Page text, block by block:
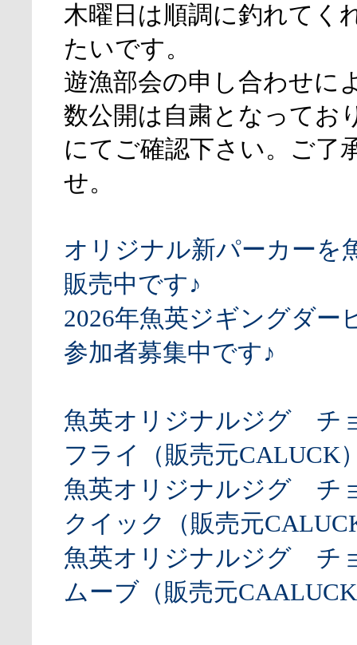
木曜日は順調に釣れてく
たいです。
遊漁部会の申し合わせに
数公開は自粛となってお
にてご確認下さい。ご了
せ。
オリジナル新パーカーを
販売中です♪
2026年魚英ジギングダー
参加者募集中です♪
魚英オリジナルジグ チ
フライ（販売元CALUCK
魚英オリジナルジグ チ
クイック（販売元
魚英オリジナルジグ チ
ムーブ（販売元